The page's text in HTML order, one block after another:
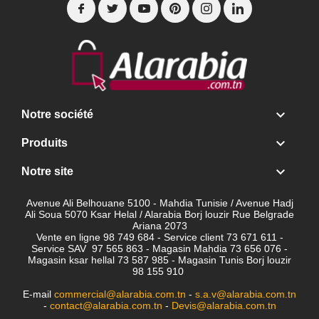
Notre société 
Produits 
Notre site 
Avenue Ali Belhouane 5100 - Mahdia Tunisie / Avenue Hadj
Ali Soua 5070 Ksar Helal / Alarabia Borj louzir Rue Belgrade
Ariana 2073
Vente en ligne 98 749 684 - Service client 73 671 611 -
Service SAV 97 565 863 - Magasin Mahdia 73 656 076 -
Magasin ksar hellal 73 587 985 - Magasin Tunis Borj louzir
98 155 910
E-mail commercial@alarabia.com.tn - s.a.v@alarabia.com.tn
- contact@alarabia.com.tn - Devis@alarabia.com.tn